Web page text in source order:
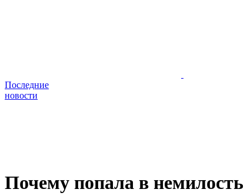
Последние
новости
Почему попала в